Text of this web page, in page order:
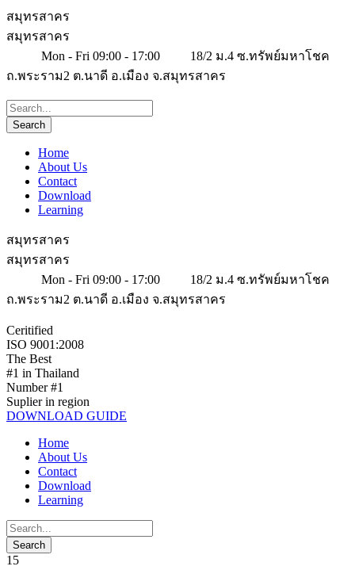
สมุทรสาคร
สมุทรสาคร
Mon - Fri 09:00 - 17:00
18/2 ม.4 ซ.ทรัพย์มหาโชค
ถ.พระราม2 ต.นาดี อ.เมือง จ.สมุทรสาคร
Home
About Us
Contact
Download
Learning
สมุทรสาคร
สมุทรสาคร
Mon - Fri 09:00 - 17:00
18/2 ม.4 ซ.ทรัพย์มหาโชค
ถ.พระราม2 ต.นาดี อ.เมือง จ.สมุทรสาคร
Ceritified
ISO 9001:2008
The Best
#1 in Thailand
Number #1
Suplier in region
DOWNLOAD GUIDE
Home
About Us
Contact
Download
Learning
15